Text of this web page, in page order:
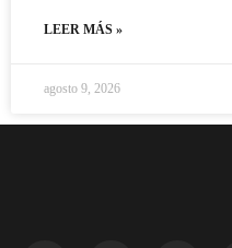
LEER MÁS »
agosto 9, 2026